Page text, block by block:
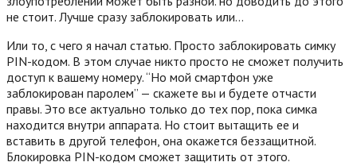
не стоит. Лучше сразу заблокировать или…
Или то, с чего я начал статью. Просто заблокировать симку
PIN-кодом. В этом случае никто просто не сможет получить
доступ к вашему номеру. “Но мой смартфон уже
заблокирован паролем” — скажете вы и будете отчасти
правы. Это все актуально только до тех пор, пока симка
находится внутри аппарата. Но стоит вытащить ее и
вставить в другой телефон, она окажется беззащитной.
Блокировка PIN-кодом сможет защитить от этого.